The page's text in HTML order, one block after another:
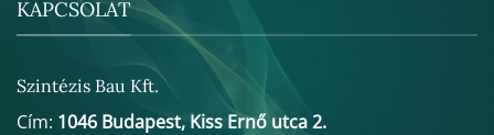
KAPCSOLAT
Szintézis Bau Kft.
Cím: 1046 Budapest, Kiss Ernő utca 2.